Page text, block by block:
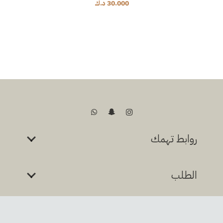
30.000د.ك
روابط تهمك
الطلب